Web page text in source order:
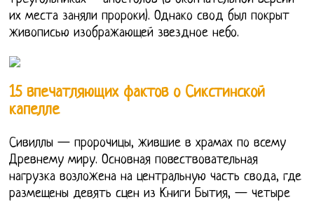
их места заняли пророки). Однако свод был покрыт
живописью изображающей звездное небо.
15 впечатляющих фактов о Сикстинской
капелле
Сивиллы — пророчицы, жившие в храмах по всему
Древнему миру. Основная повествовательная
нагрузка возложена на центральную часть свода, где
размещены девять сцен из Книги Бытия, — четыре